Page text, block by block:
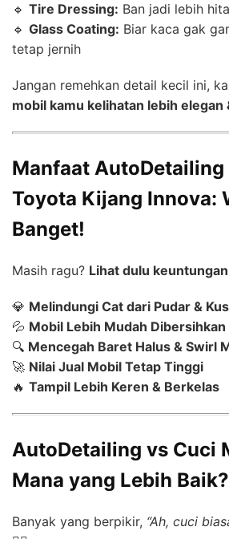
🔹 Tire Dressing: Ban jadi lebih
🔹 Glass Coating: Biar kaca gak
tetap jernih
Jangan remehkan detail kecil ini,
mobil kamu kelihatan lebih elegan
Manfaat
Toyota Kijang Innova:
Banget!
Masih ragu? Lihat dulu
💎 Melindungi Cat dari Pudar &
💦 Mobil Lebih Mudah
🔍 Mencegah Baret Halus & Swirl
🚀 Nilai Jual Mobil Tetap Tinggi
🔥 Tampil Lebih Keren & Berkelas
AutoDetailing vs Cuci
Mana yang Lebih Baik?
Banyak yang berpikir, “Ah, cuci